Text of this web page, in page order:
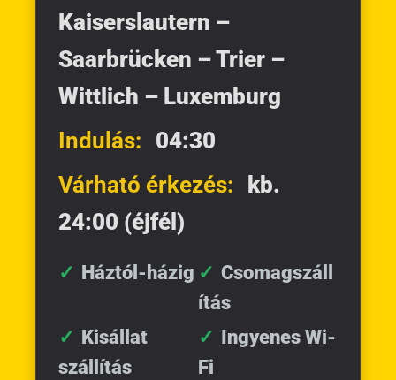
Kaiserslautern –
Saarbrücken – Trier –
Wittlich – Luxemburg
Indulás: 04:30
Várható érkezés:
kb.
24:00 (éjfél)
Háztól-házig
Csomagszáll
ítás
Kisállat
szállítás
Ingyenes Wi-
Fi